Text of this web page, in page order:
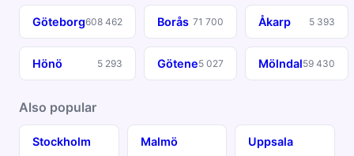
Göteborg608 462 Borås 71 700 Åkarp 5 393
Hönö 5 293 Götene5 027 Mölndal59 430
Also popular
Stockholm Malmö Uppsala